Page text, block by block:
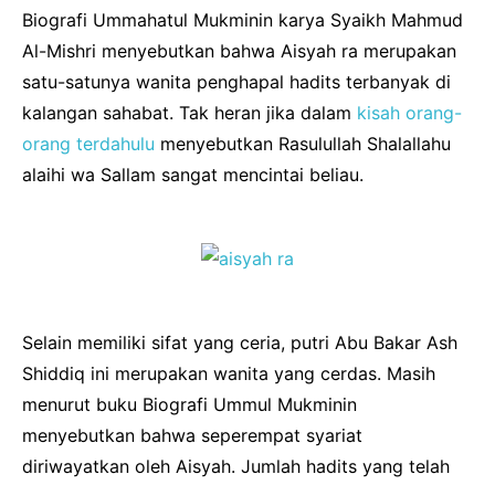
Biografi Ummahatul Mukminin karya Syaikh Mahmud
Al-Mishri menyebutkan bahwa Aisyah ra merupakan
satu-satunya wanita penghapal hadits terbanyak di
kalangan sahabat. Tak heran jika dalam kisah orang-
orang terdahulu menyebutkan Rasulullah Shalallahu
alaihi wa Sallam sangat mencintai beliau.
Selain memiliki sifat yang ceria, putri Abu Bakar Ash
Shiddiq ini merupakan wanita yang cerdas. Masih
menurut buku Biografi Ummul Mukminin
menyebutkan bahwa seperempat syariat
diriwayatkan oleh Aisyah. Jumlah hadits yang telah